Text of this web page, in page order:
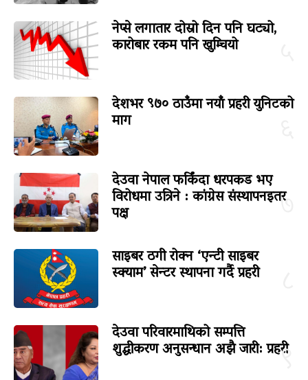
नेप्से लगातार दोस्रो दिन पनि घट्यो,
कारोबार रकम पनि खुम्चियो
देशभर ९७० ठाउँमा नयाँ प्रहरी युनिटको
माग
७
देउवा नेपाल फर्किंदा धरपकड भए
विरोधमा उत्रिने : कांग्रेस संस्थापनइतर
पक्ष
साइबर ठगी रोक्न ‘एन्टी साइबर
स्क्याम’ सेन्टर स्थापना गर्दै प्रहरी
९
देउवा परिवारमाथिको सम्पत्ति
शुद्धीकरण अनुसन्धान अझै जारी: प्रहरी